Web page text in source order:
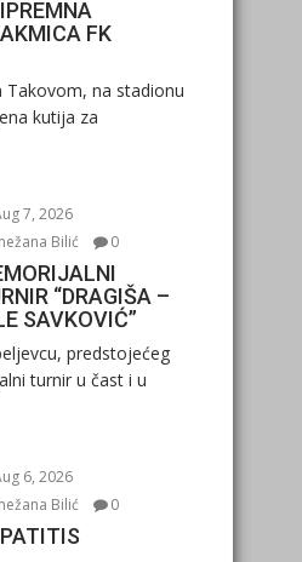
FK
Takovom, na stadionu
kutija za
7, 2026
Bilić
0
“DRAGIŠA –
SAVKOVIĆ”
predstojećeg
turnir u čast i u
6, 2026
Bilić
0